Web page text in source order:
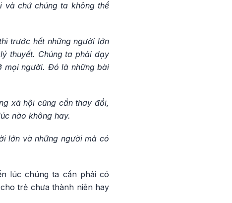
chứ chúng ta không thể
trước hết những người lớn
thuyết. Chúng ta phải dạy
mọi người. Đó là những bài
xã hội cũng cần thay đổi,
nào không hay.
lớn và những người mà có
lúc chúng ta cần phải có
trẻ chưa thành niên hay